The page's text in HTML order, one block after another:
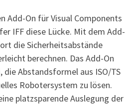
Add-On für Visual Components
IFF diese Lücke. Mit dem Add-
die Sicherheitsabstände
berechnen. Das Add-On
Abstandsformel aus ISO/TS
Robotersystem zu lösen.
platzsparende Auslegung der